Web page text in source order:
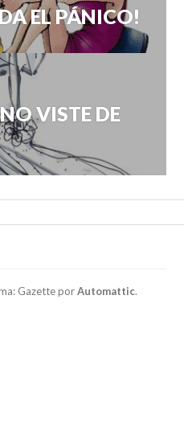
EL PÁNICO!
VISTE DE
Gazette porAutomattic.